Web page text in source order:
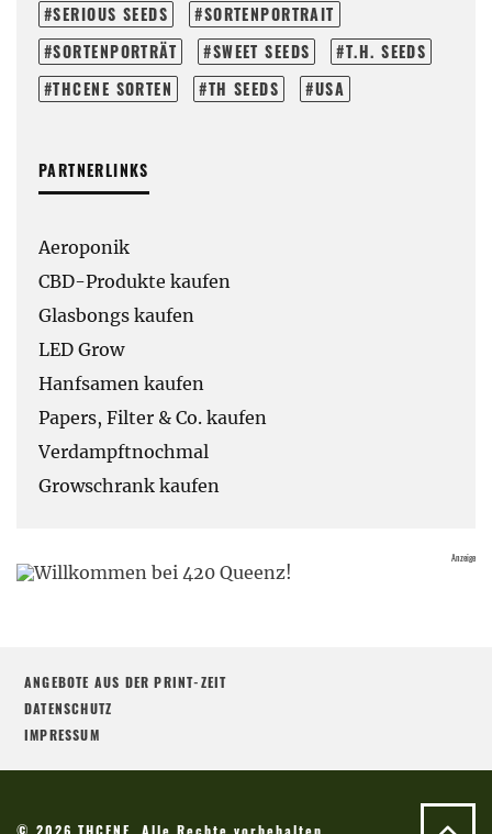
SERIOUS SEEDS
SORTENPORTRAIT
SORTENPORTRÄT
SWEET SEEDS
T.H. SEEDS
THCENE SORTEN
TH SEEDS USA
PARTNERLINKS
Aeroponik
CBD-Produkte kaufen
Glasbongs kaufen
LED Grow
Hanfsamen kaufen
Papers, Filter & Co. kaufen
Verdampftnochmal
Growschrank kaufen
ANGEBOTE AUS DER PRINT-ZEIT
DATENSCHUTZ
IMPRESSUM
© 2026 THCENE. Alle Rechte vorbehalten.